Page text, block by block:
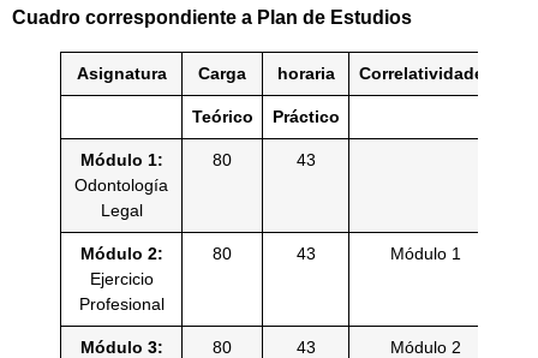
Cuadro correspondiente a Plan de Estudios
Asignatura Carga horaria Correlatividades
Teórico Práctico
Módulo 1:
Odontología
Legal
80 43
Módulo 2:
Ejercicio
Profesional
80 43 Módulo 1
Módulo 3:
80 43 Módulo 2